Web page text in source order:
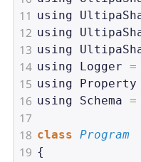
11 using
12 using
13 using
14 using Logger =
15 using Property
16 using Schema =
17
18 class Program
19 {